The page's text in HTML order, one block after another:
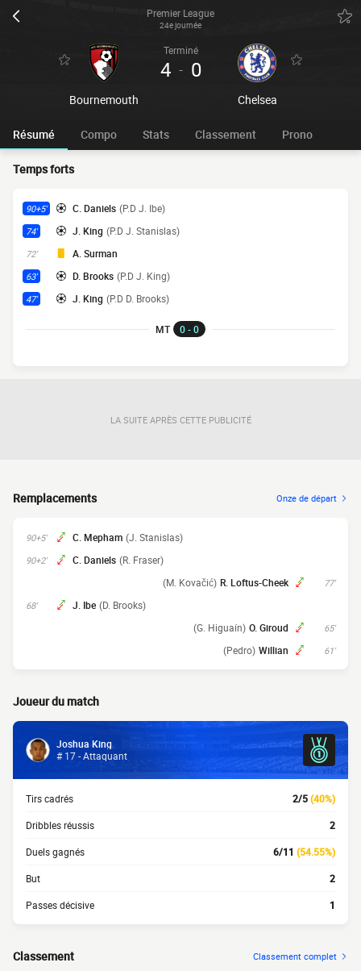
Premier League
24e journée
Bournemouth
Terminé
4 - 0
Chelsea
Résumé Compo Stats Classement Prono
Temps forts
90+5' C. Daniels (P.D J. Ibe)
74' J. King (P.D J. Stanislas)
72' A. Surman
63' D. Brooks (P.D J. King)
47' J. King (P.D D. Brooks)
MT 0 - 0
LA SUITE APRÈS CETTE PUBLICITÉ
Remplacements Onze de départ
90+5' C. Mepham (J. Stanislas)
90+2' C. Daniels (R. Fraser)
77'
R. Loftus-Cheek
(M. Kovačić)
68' J. Ibe (D. Brooks)
65'
O. Giroud
(G. Higuaín)
61'
Willian
(Pedro)
Joueur du match
Joshua King
# 17 - Attaquant
Tirs cadrés 2/5(40%)
Dribbles réussis 2
Duels gagnés 6/11 (54.55%)
But 2
Passes décisive 1
Classement Classement complet